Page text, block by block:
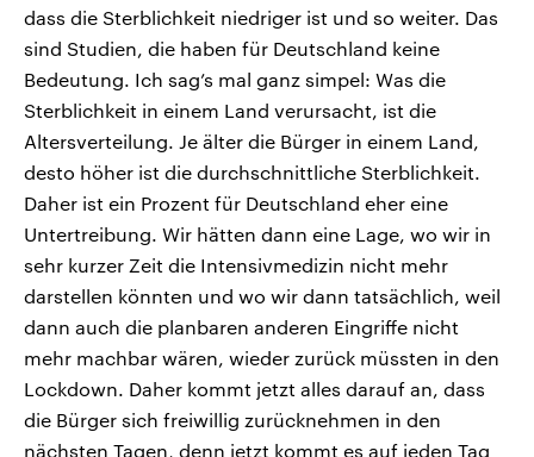
dass die Sterblichkeit niedriger ist und so weiter. Das
sind Studien, die haben für Deutschland keine
Bedeutung. Ich sag’s mal ganz simpel: Was die
Sterblichkeit in einem Land verursacht, ist die
Altersverteilung. Je älter die Bürger in einem Land,
desto höher ist die durchschnittliche Sterblichkeit.
Daher ist ein Prozent für Deutschland eher eine
Untertreibung. Wir hätten dann eine Lage, wo wir in
sehr kurzer Zeit die Intensivmedizin nicht mehr
darstellen könnten und wo wir dann tatsächlich, weil
dann auch die planbaren anderen Eingriffe nicht
mehr machbar wären, wieder zurück müssten in den
Lockdown. Daher kommt jetzt alles darauf an, dass
die Bürger sich freiwillig zurücknehmen in den
nächsten Tagen, denn jetzt kommt es auf jeden Tag